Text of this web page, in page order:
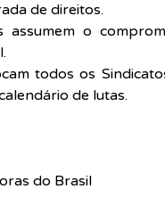
de direitos.
assumem o
todos os
de lutas.
do Brasil